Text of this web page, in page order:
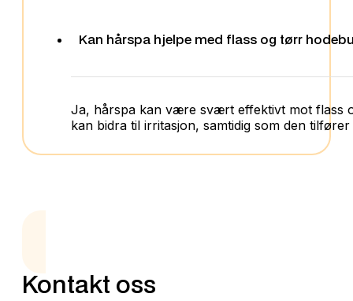
Kan hårspa hjelpe med flass og tørr
Ja, hårspa kan være svært effektivt mot flass
kan bidra til irritasjon, samtidig som den
Kontakt oss